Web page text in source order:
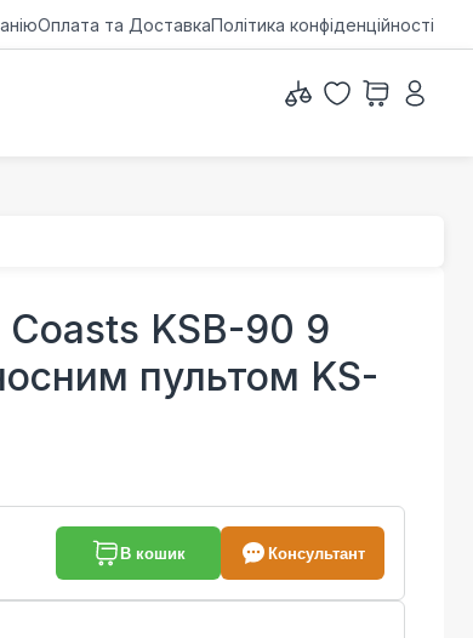
Оплата та ДоставкаПолітика конфіденційності
Coasts KSB-90 9
пультом KS-
В кошик Консультант